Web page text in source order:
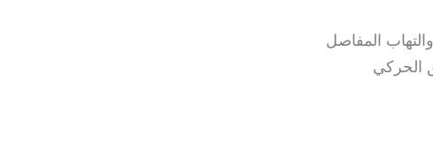
المفاصل
الحركي